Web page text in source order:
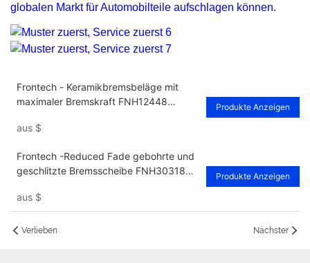
globalen Markt für Automobilteile aufschlagen können.
Frontech - Keramikbremsbeläge mit
maximaler Bremskraft FNH12448
aus $
Produkte Anzeigen
Frontech -Reduced Fade gebohrte und
geschlitzte Bremsscheibe FNH30318
aus $
Produkte Anzeigen
Verlieben Nächster